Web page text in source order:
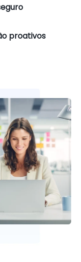
proativos